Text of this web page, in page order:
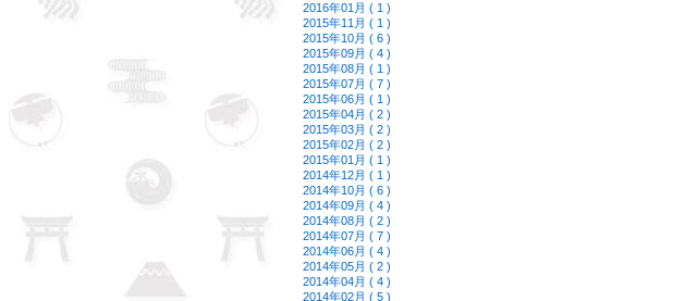
2016年01月 ( 1 )
2015年11月 ( 1 )
2015年10月 ( 6 )
2015年09月 ( 4 )
2015年08月 ( 1 )
2015年07月 ( 7 )
2015年06月 ( 1 )
2015年04月 ( 2 )
2015年03月 ( 2 )
2015年02月 ( 2 )
2015年01月 ( 1 )
2014年12月 ( 1 )
2014年10月 ( 6 )
2014年09月 ( 4 )
2014年08月 ( 2 )
2014年07月 ( 7 )
2014年06月 ( 4 )
2014年05月 ( 2 )
2014年04月 ( 4 )
2014年02月 ( 5 )